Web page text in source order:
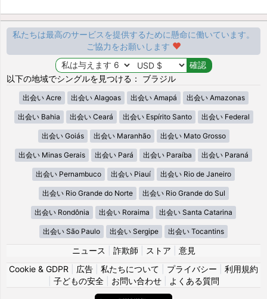
私たちは最高のサービスを提供するために懸命に働いています。
ご協力をお願いします
以下の地域でシングルを見つける： ブラジル
出会い Acre 出会い Alagoas 出会い Amapá 出会い Amazonas
出会い Bahia 出会い Ceará 出会い Espírito Santo 出会い Federal
出会い Goiás 出会い Maranhão 出会い Mato Grosso
出会い Minas Gerais 出会い Pará 出会い Paraíba 出会い Paraná
出会い Pernambuco 出会い Piauí 出会い Rio de Janeiro
出会い Rio Grande do Norte 出会い Rio Grande do Sul
出会い Rondônia 出会い Roraima 出会い Santa Catarina
出会い São Paulo 出会い Sergipe 出会い Tocantins
ニュース 詐欺師 ストア
意見
Cookie & GDPR
広告 私たちについて プライバシー
利用規約
子どもの安全| お問い合わせ| よくある質問